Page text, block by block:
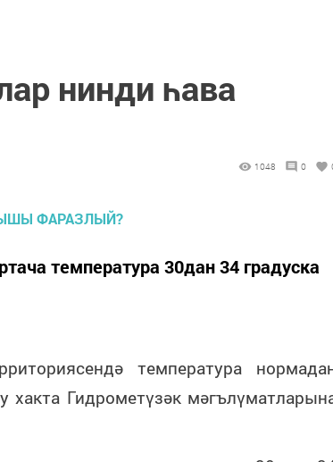
нинди һава
1048 0
температура 30дан 34 градуска
температура
хакта Гидрометүзәк